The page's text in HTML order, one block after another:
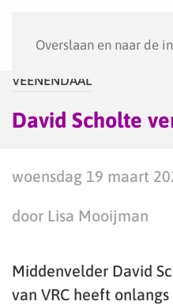
Overslaan en naar de
VEENENDAAL
David Scholte
woensdag 19 maart
door Lisa Mooijman
Middenvelder David
van VRC heeft